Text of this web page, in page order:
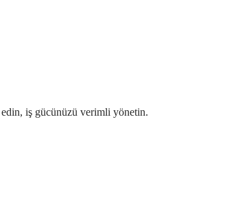
iş gücünüzü verimli yönetin.